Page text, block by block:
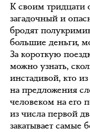
К своим тридцати
загадочный и
бродят
большие деньги,
За короткую
можно узнать,
инстадивой, кто
на предложения
человеком на его
из числа первой
закатывает самые